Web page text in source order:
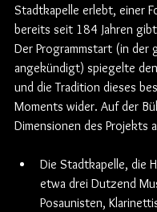
Stadtkapelle erlebt, einer
bereits seit 184 Jahren
Der Programmstart (in der
angekündigt) spiegelte
und die Tradition dieses
Moments wider. Auf der
Dimensionen des Projekts
Die Stadtkapelle, die
etwa drei Dutzend
Posaunisten,